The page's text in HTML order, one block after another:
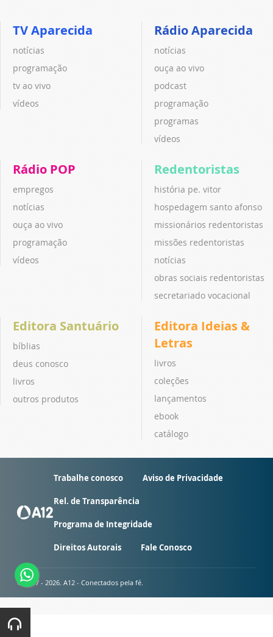
TV Aparecida
notícias
programação
tv ao vivo
vídeos
Rádio Aparecida
notícias
ouça ao vivo
podcast
programação
programas
vídeos
Rádio POP
empregos
notícias
ouça ao vivo
programação
vídeos
Redentoristas
história pe. vitor
hospedagem santo afonso
missionários redentoristas
missões redentoristas
notícias
obras sociais redentoristas
secretariado vocacional
Editora Santuário
bíblias
deus conosco
livros
outros produtos
Editora Ideias &
Letras
livros
coleções
lançamentos
ebook
catálogo
Trabalhe conosco Aviso de Privacidade
Rel. de Transparência
Programa de Integridade
Direitos Autorais Fale Conosco
© 2007 - 2026. A12 - Conectados pela fé.